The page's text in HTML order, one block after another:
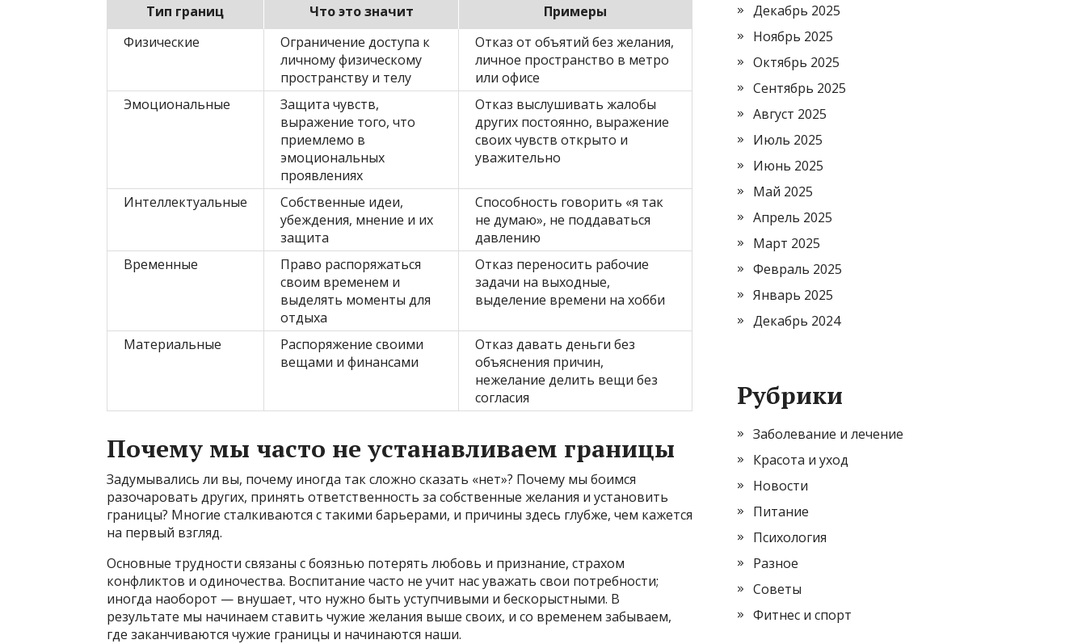
Тип границ Что это значит
Примеры
Физические
Ограничение доступа к
личному физическому
пространству и телу
Отказ от объятий без желания,
личное пространство в метро
или офисе
Эмоциональные
Защита чувств,
выражение того, что
приемлемо в
эмоциональных
проявлениях
Отказ выслушивать жалобы
других постоянно, выражение
своих чувств открыто и
уважительно
Интеллектуальные
Собственные идеи,
убеждения, мнение и их
защита
Способность говорить «я так
не думаю», не поддаваться
давлению
Временные
Право распоряжаться
своим временем и
выделять моменты для
отдыха
Отказ переносить рабочие
задачи на выходные,
выделение времени на хобби
Материальные
Распоряжение своими
вещами и финансами
Отказ давать деньги без
объяснения причин,
нежелание делить вещи без
согласия
Почему мы часто не устанавливаем границы
Задумывались ли вы, почему иногда так сложно сказать «нет»? Почему мы боимся
разочаровать других, принять ответственность за собственные желания и установить
границы? Многие сталкиваются с такими барьерами, и причины здесь глубже, чем кажется
на первый взгляд.
Основные трудности связаны с боязнью потерять любовь и признание, страхом
конфликтов и одиночества. Воспитание часто не учит нас уважать свои потребности;
иногда наоборот — внушает, что нужно быть уступчивыми и бескорыстными. В
результате мы начинаем ставить чужие желания выше своих, и со временем забываем,
где заканчиваются чужие границы и начинаются наши.
Декабрь 2025
Ноябрь 2025
Октябрь 2025
Сентябрь 2025
Август 2025
Июль 2025
Июнь 2025
Май 2025
Апрель 2025
Март 2025
Февраль 2025
Январь 2025
Декабрь 2024
Рубрики
Заболевание и лечение
Красота и уход
Новости
Питание
Психология
Разное
Советы
Фитнес и спорт